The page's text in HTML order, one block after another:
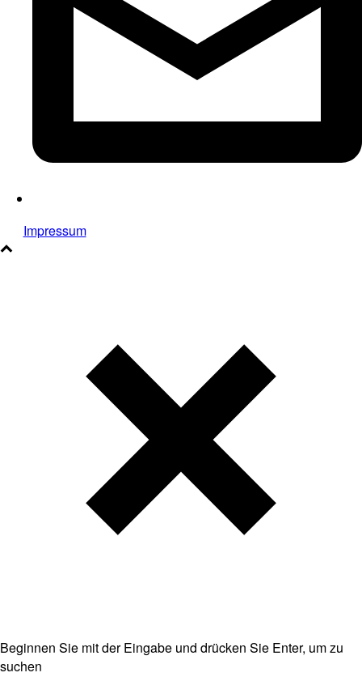
Impressum
Beginnen Sie mit der Eingabe und drücken Sie Enter, um zu
suchen